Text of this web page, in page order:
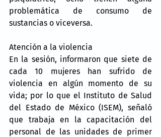
problemática de consumo de
sustancias o viceversa.
Atención a la violencia
En la sesión, informaron que siete de
cada 10 mujeres han sufrido de
violencia en algún momento de su
vida; por lo que el Instituto de Salud
del Estado de México (ISEM), señaló
que trabaja en la capacitación del
personal de las unidades de primer